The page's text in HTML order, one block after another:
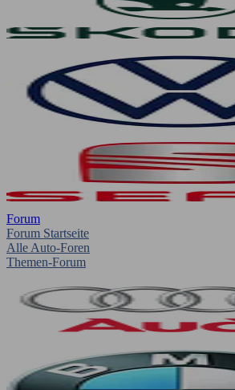
Forum
Forum Startseite
Alle Auto-Foren
Themen-Forum